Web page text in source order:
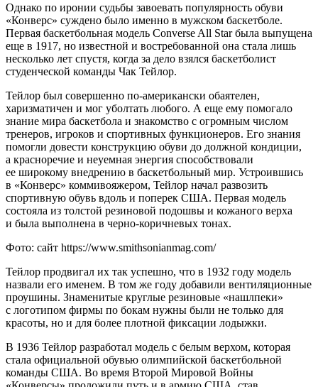
Однако по иронии судьбы завоевать популярность обуви
«Конверс» суждено было именно в мужском баскетболе.
Первая баскетбольная модель Converse All Star была выпущена
еще в 1917, но известной и востребованной она стала лишь
несколько лет спустя, когда за дело взялся баскетболист
студенческой команды Чак Тейлор.
Тейлор был совершенно по-американски обаятелен,
харизматичен и мог уболтать любого. А еще ему помогало
знание мира баскетбола и знакомство с огромным числом
тренеров, игроков и спортивных функционеров. Его знания
помогли довести конструкцию обуви до должной кондиции,
а красноречие и неуемная энергия способствовали
ее широкому внедрению в баскетбольный мир. Устроившись
в «Конверс» коммивояжером, Тейлор начал развозить
спортивную обувь вдоль и поперек США. Первая модель
состояла из толстой резиновой подошвы и кожаного верха
и была выполнена в черно-коричневых тонах.
Фото: сайт https://www.smithsonianmag.com/
Тейлор продвигал их так успешно, что в 1932 году модель
назвали его именем. В том же году добавили вентиляционные
проушины. Знаменитые круглые резиновые «нашлпеки»
с логотипом фирмы по бокам нужны были не только для
красоты, но и для более плотной фиксации лодыжки.
В 1936 Тейлор разработал модель с белым верхом, которая
стала официальной обувью олимпийской баскетбольной
команды США. Во время Второй Мировой Войны